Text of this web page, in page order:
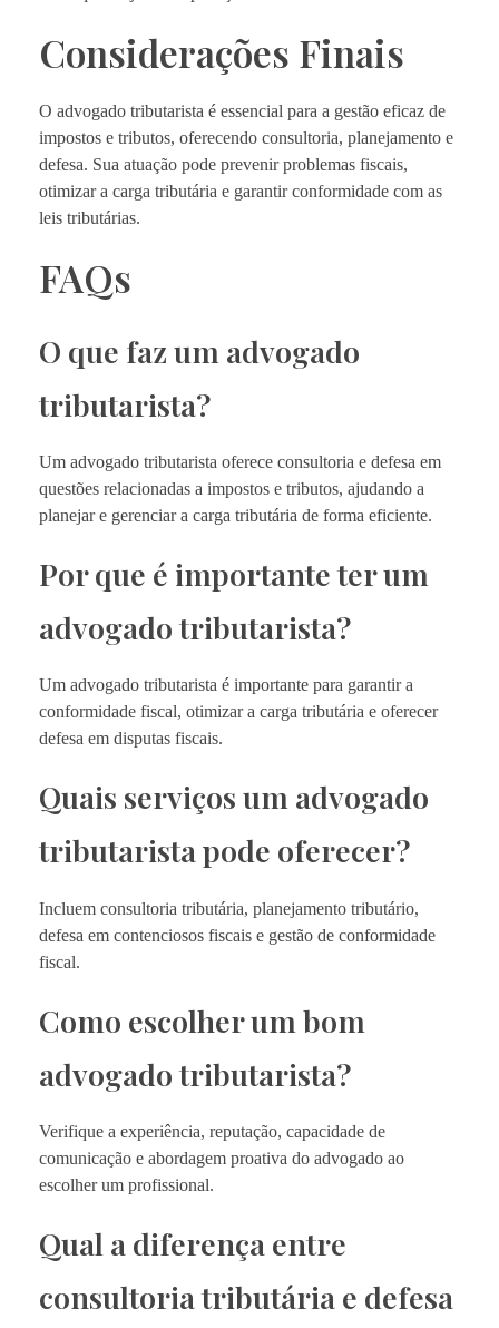
Considerações Finais
O advogado tributarista é essencial para a gestão eficaz de
impostos e tributos, oferecendo consultoria, planejamento e
defesa. Sua atuação pode prevenir problemas fiscais,
otimizar a carga tributária e garantir conformidade com as
leis tributárias.
FAQs
O que faz um advogado
tributarista?
Um advogado tributarista oferece consultoria e defesa em
questões relacionadas a impostos e tributos, ajudando a
planejar e gerenciar a carga tributária de forma eficiente.
Por que é importante ter um
advogado tributarista?
Um advogado tributarista é importante para garantir a
conformidade fiscal, otimizar a carga tributária e oferecer
defesa em disputas fiscais.
Quais serviços um advogado
tributarista pode oferecer?
Incluem consultoria tributária, planejamento tributário,
defesa em contenciosos fiscais e gestão de conformidade
fiscal.
Como escolher um bom
advogado tributarista?
Verifique a experiência, reputação, capacidade de
comunicação e abordagem proativa do advogado ao
escolher um profissional.
Qual a diferença entre
consultoria tributária e defesa